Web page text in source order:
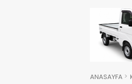
ANASAYFA